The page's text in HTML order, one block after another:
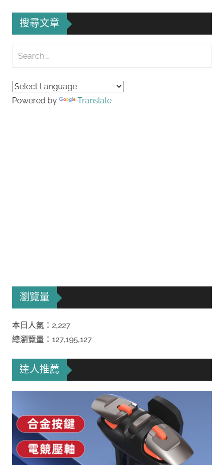
搜尋文章
Search
Powered by Translate
瀏覽量
本日人氣：2,227
總瀏覽量：127,195,127
達人推薦